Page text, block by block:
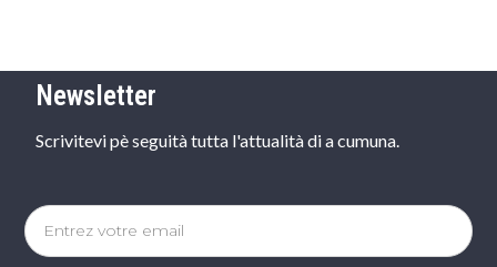
Newsletter
Scrivitevi pè seguità tutta l'attualità di a cumuna.